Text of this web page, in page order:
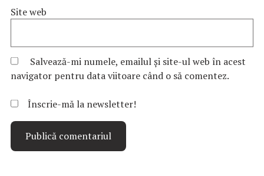
Site web
Salvează-mi numele, emailul și site-ul web în acest
navigator pentru data viitoare când o să comentez.
Înscrie-mă la newsletter!